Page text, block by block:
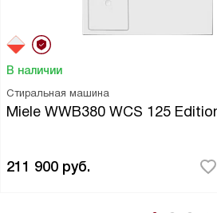
В наличии
Стиральная машина
Miele WWB380 WCS 125
211 900 руб.